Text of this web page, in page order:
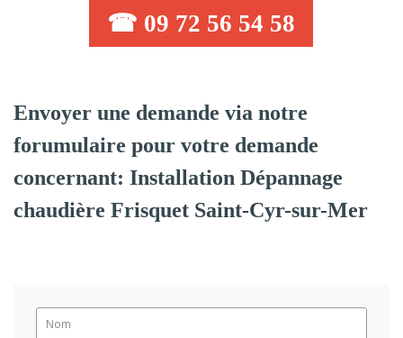
☎ 09 72 56 54 58
Envoyer une demande via notre
forumulaire pour votre demande
concernant: Installation Dépannage
chaudière Frisquet Saint-Cyr-sur-Mer